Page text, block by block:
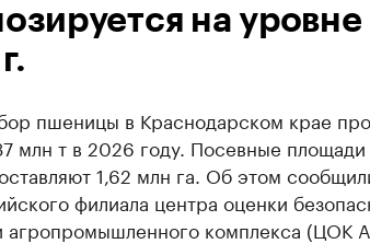
на
пшеницы в Краснодарском крае
млн т в 2026 году. Посевные площади
1,62 млн га. Об этом
филиала центра оценки
агропромышленного комплекса (ЦОК